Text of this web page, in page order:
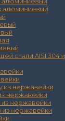
алюминиевый
стали AISI 304 и
из нержавейки
нержавейки
из нержавейки
из нержавейки